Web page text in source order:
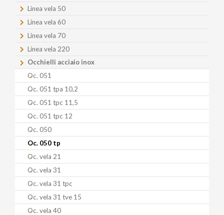
Linea vela 50
Linea vela 60
Linea vela 70
Linea vela 220
Occhielli acciaio inox
Oc. 051
Oc. 051 tpa 10,2
Oc. 051 tpc 11,5
Oc. 051 tpc 12
Oc. 050
Oc. 050 tp
Oc. vela 21
Oc. vela 31
Oc. vela 31 tpc
Oc. vela 31 tve 15
Oc. vela 40